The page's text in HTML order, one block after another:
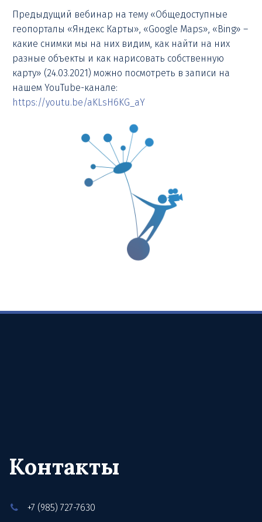
Предыдущий вебинар на тему «Общедоступные
геопорталы «Яндекс Карты», «Google Maps», «Bing» –
какие снимки мы на них видим, как найти на них
разные объекты и как нарисовать собственную
карту» (24.03.2021) можно посмотреть в записи на
нашем YouTube-канале:
https://youtu.be/aKLsH6KG_aY
Контакты
+7 (985) 727-7630